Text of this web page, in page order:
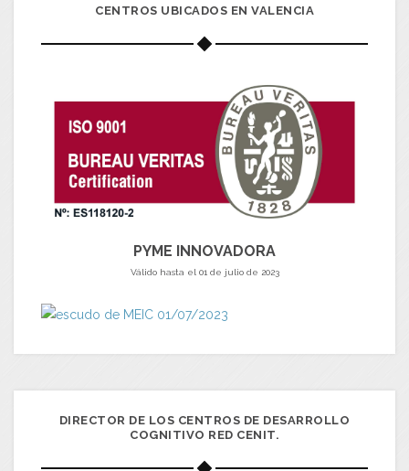
CENTROS UBICADOS EN VALENCIA
PYME INNOVADORA
Válido hasta el 01 de julio de 2023
DIRECTOR DE LOS CENTROS DE DESARROLLO
COGNITIVO RED CENIT.